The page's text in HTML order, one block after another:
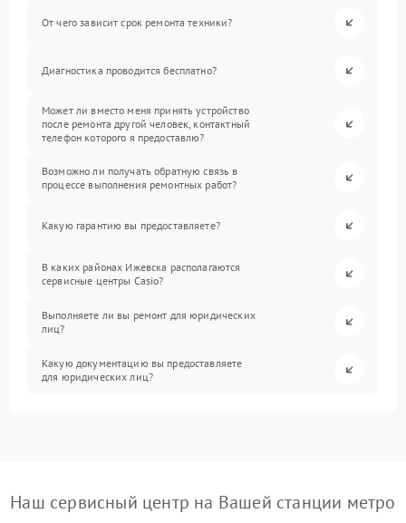
От чего зависит срок ремонта техники?
Диагностика проводится бесплатно?
Может ли вместо меня принять устройство
после ремонта другой человек, контактный
телефон которого я предоставлю?
Возможно ли получать обратную связь в
процессе выполнения ремонтных работ?
Какую гарантию вы предоставляете?
В каких районах Ижевска располагаются
сервисные центры Casio?
Выполняете ли вы ремонт для юридических
лиц?
Какую документацию вы предоставляете
для юридических лиц?
Наш сервисный центр на Вашей станции метро